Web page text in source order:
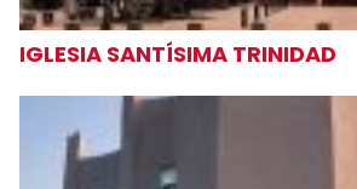
IGLESIA SANTÍSIMA TRINIDAD